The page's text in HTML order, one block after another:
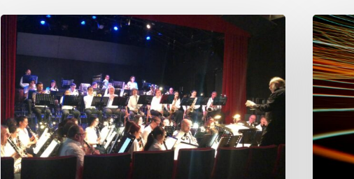
¡Únete
nosotros
enero
2027
para
una
Semana
del
Sonido
en
Lima,
Perú,
del
6